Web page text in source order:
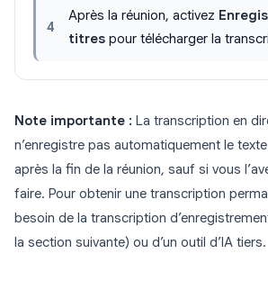
4
Après la réunion, activez
titres pour télécharger la
Note importante : La transcription en
n’enregistre pas automatiquement le
après la fin de la réunion, sauf si vous
faire. Pour obtenir une transcription
besoin de la transcription
la section suivante) ou d’un outil d’IA tiers.